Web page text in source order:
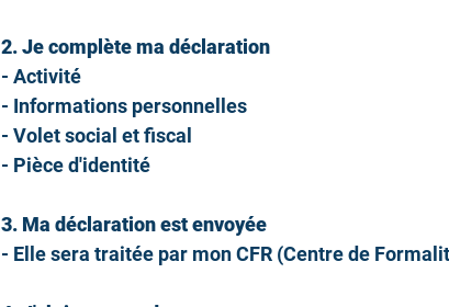
2. Je complète ma déclaration
- Activité
- Informations personnelles
- Volet social et fiscal
- Pièce d'identité
3. Ma déclaration est envoyée
- Elle sera traitée par mon CFR (Centre de